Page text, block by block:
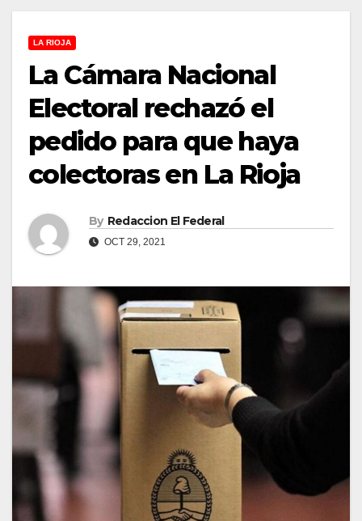
LA RIOJA
La Cámara Nacional
Electoral rechazó el
pedido para que haya
colectoras en La Rioja
By Redaccion El Federal
OCT 29, 2021